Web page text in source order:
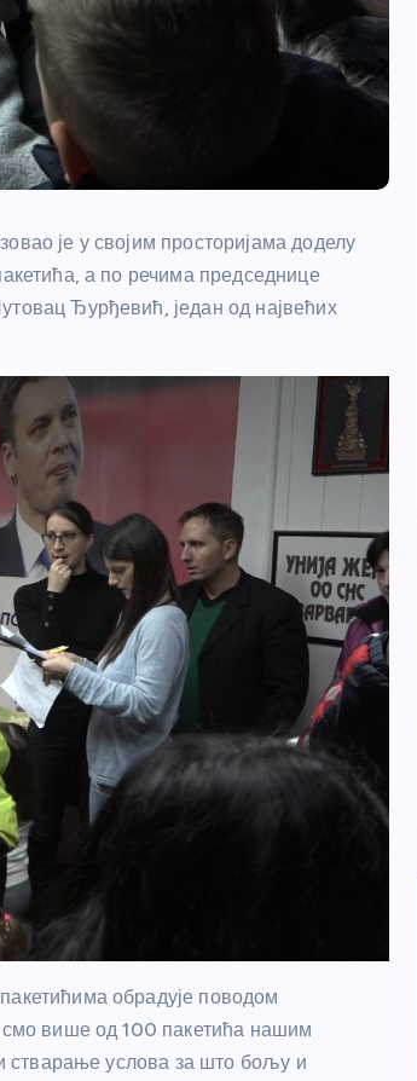
је у својим просторијама доделу
а по речима председнице
Ђурђевић, један од највећих
обрадује поводом
смо више од 100 пакетића нашим
стварање услова за што бољу и